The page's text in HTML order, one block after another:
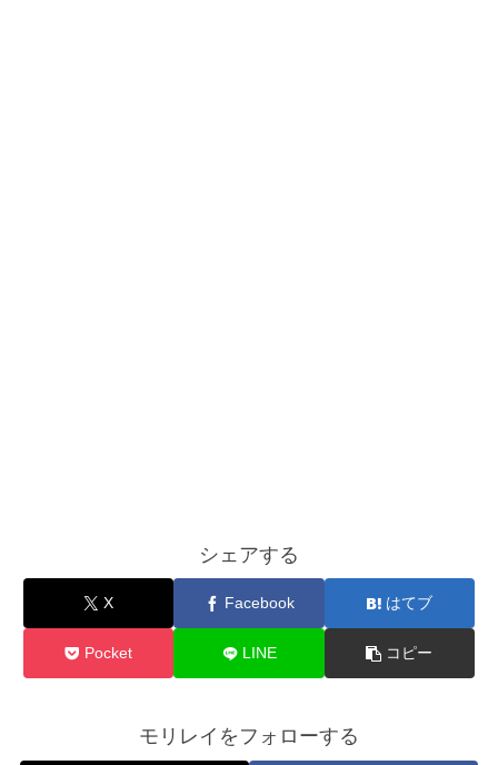
シェアする
X Facebook はてブ
Pocket LINE コピー
モリレイをフォローする